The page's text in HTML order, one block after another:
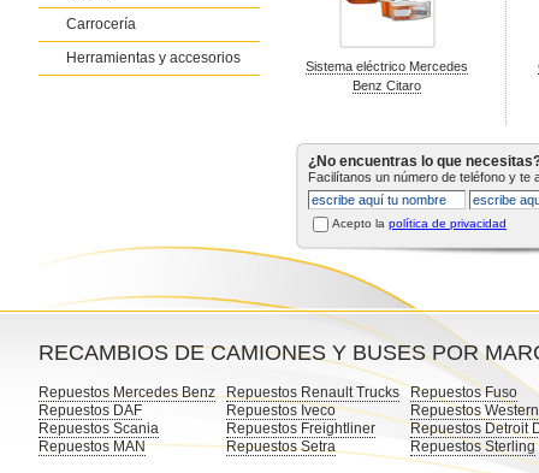
Carrocería
Herramientas y accesorios
Sistema eléctrico Mercedes
Benz Citaro
¿No encuentras lo que
Facilítanos un número de teléfono y te
Acepto la política de privacidad
RECAMBIOS DE CAMIONES Y BUSES POR
Repuestos Mercedes Benz
Repuestos DAF
Repuestos Scania
Repuestos MAN
Repuestos Renault Trucks
Repuestos Iveco
Repuestos Freightliner
Repuestos Setra
Repuestos Fuso
Repuestos
Repuestos Detroit
Repuestos Sterling